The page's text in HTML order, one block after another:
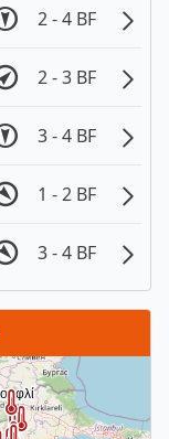
2 - 4 BF
2 - 3 BF
3 - 4 BF
1 - 2 BF
3 - 4 BF